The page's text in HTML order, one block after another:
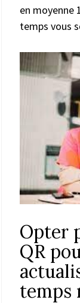
en moyenne
temps vous
Opter
QR
temps